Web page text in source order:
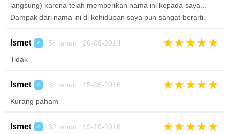
langsung) karena telah memberikan nama ini kepada saya...
Dampak dari nama ini di kehidupan saya pun sangat berarti.
Ismet ♂ 54 tahun 20-08-2014 ★★★★★
Tidak
Ismet ♂ 34 tahun 15-06-2016 ★★★★★
Kurang paham
Ismet ♂ 32 tahun 19-10-2016 ★★★★★